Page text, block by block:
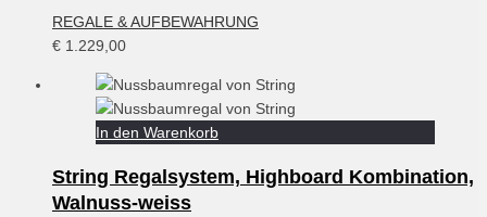
REGALE & AUFBEWAHRUNG
€ 1.229,00
In den Warenkorb
String Regalsystem, Highboard Kombination,
Walnuss-weiss